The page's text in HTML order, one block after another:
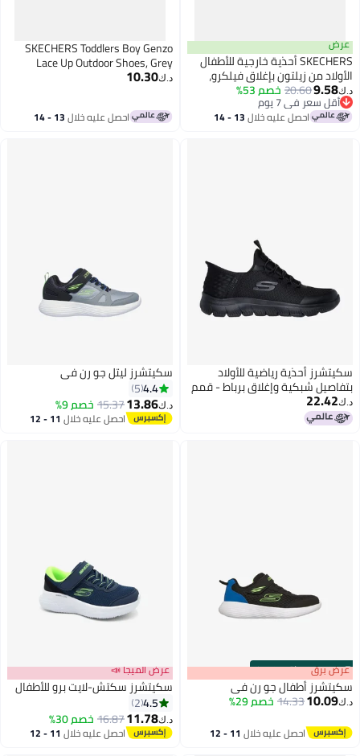
عرض
SKECHERS أحذية خارجية للأطفال
الأولاد من زيلتون بإغلاق فيلكرو،
أزرق
د.ك‏9.58
20.60خصم 53%
أقل سعر في 7 يوم
أقل سعر في 7 يوماحصل عليه خلال 13 - 14
SKECHERS Toddlers Boy Genzo
Lace Up Outdoor Shoes, Grey
د.ك‏10.30
احصل عليه خلال 13 - 14
سكيتشرز أحذية رياضية للأولاد
بتفاصيل شبكية وإغلاق برباط - قمم
د.ك‏22.42
سكيتشرز ليتل جو رن في
4.4
5
د.ك‏13.86
15.37خصم 9%
احصل عليه خلال 11 - 12
00m:00s
·باقي 100% عرض برق
سكيتشرز أطفال جو رن في
د.ك‏10.09
14.33خصم 29%
احصل عليه خلال 11 - 12
عرض الميجا 📣
سكيتشرز سكتش-لايت برو للأطفال
4.5
2
د.ك‏11.78
16.87خصم 30%
احصل عليه خلال 11 - 12